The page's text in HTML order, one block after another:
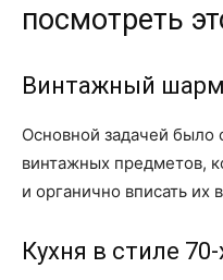
посмотреть
Винтажный
Основной задачей было
винтажных предметов,
и органично вписать их
Кухня в стиле 70-